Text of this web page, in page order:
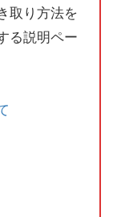
取り方法を
る説明ペー